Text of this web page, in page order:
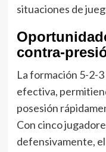
situaciones de
contra-
La formación 5-2-
efectiva,
posesión
Con cinco
defensivamente,